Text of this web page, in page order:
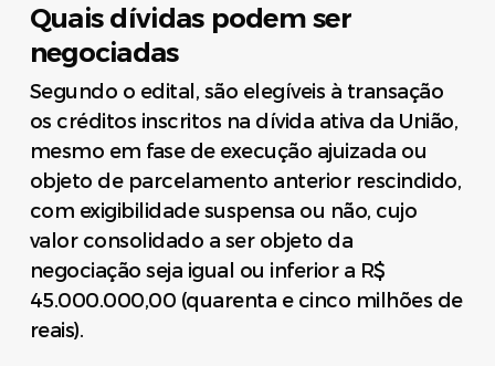
Quais dívidas podem ser
negociadas
Segundo o edital, são elegíveis à transação
os créditos inscritos na dívida ativa da União,
mesmo em fase de execução ajuizada ou
objeto de parcelamento anterior rescindido,
com exigibilidade suspensa ou não, cujo
valor consolidado a ser objeto da
negociação seja igual ou inferior a R$
45.000.000,00 (quarenta e cinco milhões de
reais).